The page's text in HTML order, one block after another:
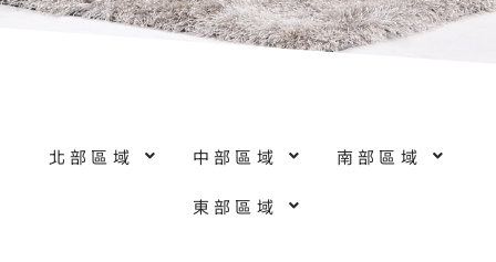
北部區域 中部區域 南部區域
東部區域